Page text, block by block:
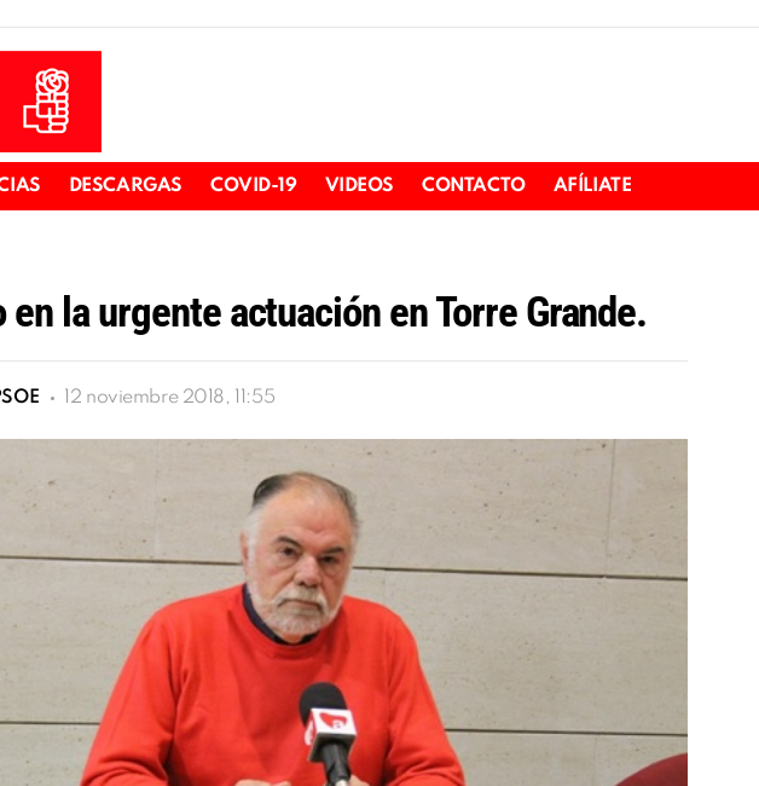
DESCARGAS COVID-19 VIDEOS CONTACTO AFÍLIATE
en la urgente actuación en Torre Grande.
12 noviembre 2018, 11:55